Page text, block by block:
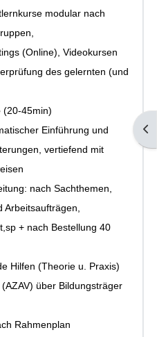
modular nach
(Online), Videokursen
des gelernten (und
(20-45min)
Einführung und
vertiefend mit
nach Sachthemen,
+ nach Bestellung 40
Hilfen (Theorie u. Praxis)
über Bildungsträger
Rahmenplan